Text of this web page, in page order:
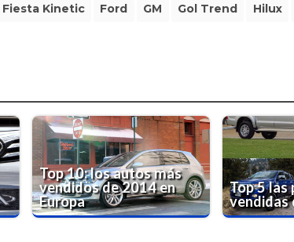
Fiesta Kinetic Ford GM Gol Trend Hilux
Top 10: los autos más
vendidos de 2014 en
Europa
Top 5 las
vendidas